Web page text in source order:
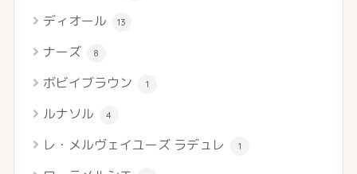
ディオール 13
ナーズ 8
ボビイブラウン 1
ルナソル 4
レ・メルヴェイユーズ ラデュレ 1